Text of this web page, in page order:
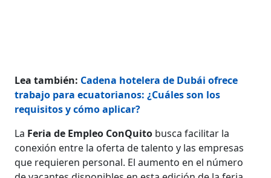
Lea también: Cadena hotelera de Dubái ofrece
trabajo para ecuatorianos: ¿Cuáles son los
requisitos y cómo aplicar?
La Feria de Empleo ConQuito busca facilitar la
conexión entre la oferta de talento y las empresas
que requieren personal. El aumento en el número